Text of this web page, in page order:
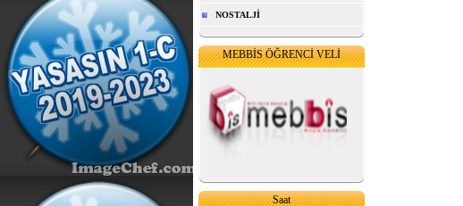
NOSTALJİ
MEBBİS ÖĞRENCİ VELİ
Saat